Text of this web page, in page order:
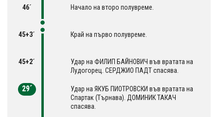
46´ Начало на второ полувреме.
45+3´ Край на първо полувреме.
45+2´
Удар на ФИЛИП БАЙНОВИЧ във вратата на
Лудогорец. СЕРДЖИО ПАДТ спасява.
29´
Удар на ЯКУБ ПИОТРОВСКИ във вратата на
Спартак (Търнава). ДОМИНИК ТАКАЧ
спасява.